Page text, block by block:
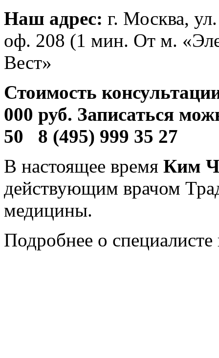
Наш адрес: г. Москва,
оф. 208 (1 мин. От м.
Вест»
Стоимость
000 руб. Записаться
50 8 (495) 999 35 27
В настоящее время Ким
действующим врачом
медицины.
Подробнее о